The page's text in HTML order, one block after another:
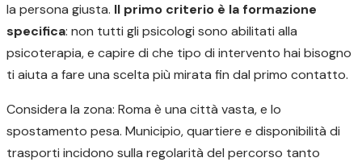
la persona giusta. Il primo criterio è la formazione
specifica: non tutti gli psicologi sono abilitati alla
psicoterapia, e capire di che tipo di intervento hai bisogno
ti aiuta a fare una scelta più mirata fin dal primo contatto.
Considera la zona: Roma è una città vasta, e lo
spostamento pesa. Municipio, quartiere e disponibilità di
trasporti incidono sulla regolarità del percorso tanto